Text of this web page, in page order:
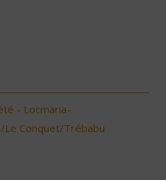
- Locmaria-
Le Conquet/Trébabu